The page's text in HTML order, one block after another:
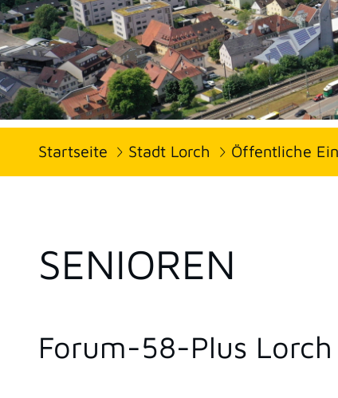
Startseite Stadt Lorch Öffentliche
SENIOREN
Forum-58-Plus Lorch